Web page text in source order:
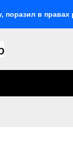
правах